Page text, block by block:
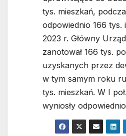
tys. mieszkań,
odpowiednio 166 tys.
2023 r. Główny
zanotował 166 tys.
uzyskanych przez
w tym samym roku
tys. mieszkań. W I
wyniosły